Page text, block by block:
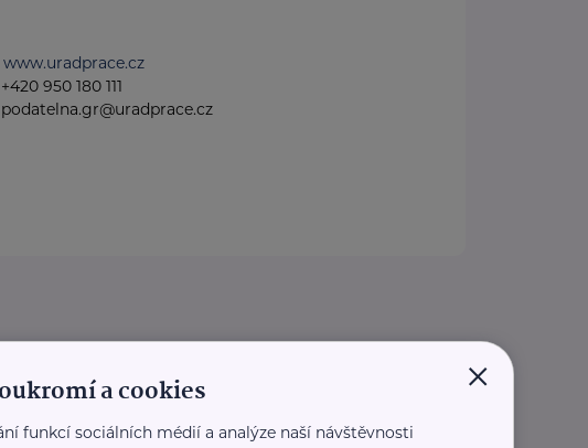
www.uradprace.cz
+420 950 180 111
podatelna.gr@uradprace.cz
×
a cookies
funkcí sociálních médií a analýze naší návštěvnosti